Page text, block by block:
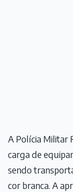
A Polícia Militar
carga de
sendo
cor branca. A